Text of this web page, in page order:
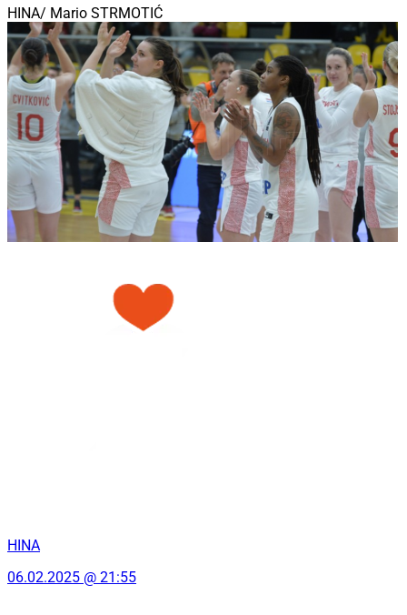
HINA/ Mario STRMOTIĆ
HINA
06.02.2025 @ 21:55